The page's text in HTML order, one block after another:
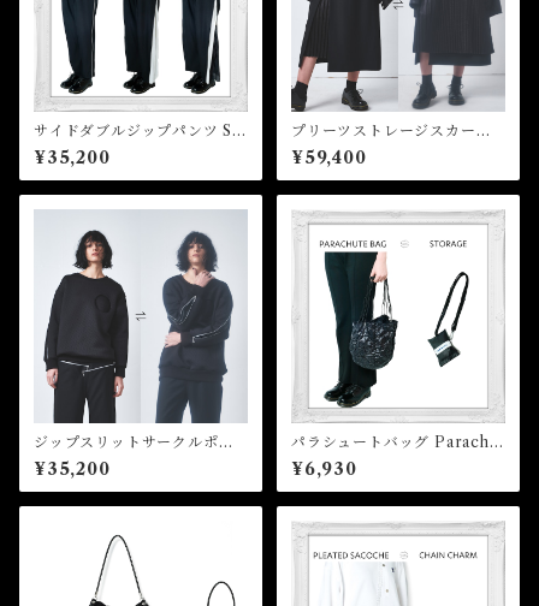
サイドダブルジップパンツ Sid
e double zip pants
¥35,200
プリーツストレージスカー
ト Pleated Storage Skirt
¥59,400
ジップスリットサークルポケ
ットプルオーバー Zip Slit C
ircle Pocket Pullover
¥35,200
パラシュートバッグ Parachut
e Bag
¥6,930